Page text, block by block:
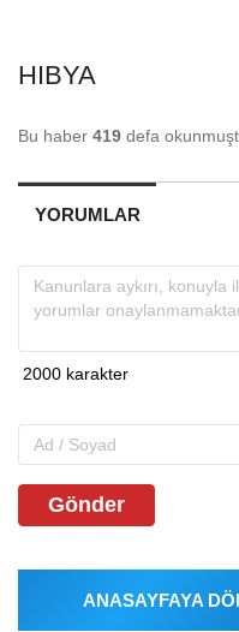
HIBYA
Bu haber 419 defa
YORUMLAR
Gönder
ANASAYFAYA